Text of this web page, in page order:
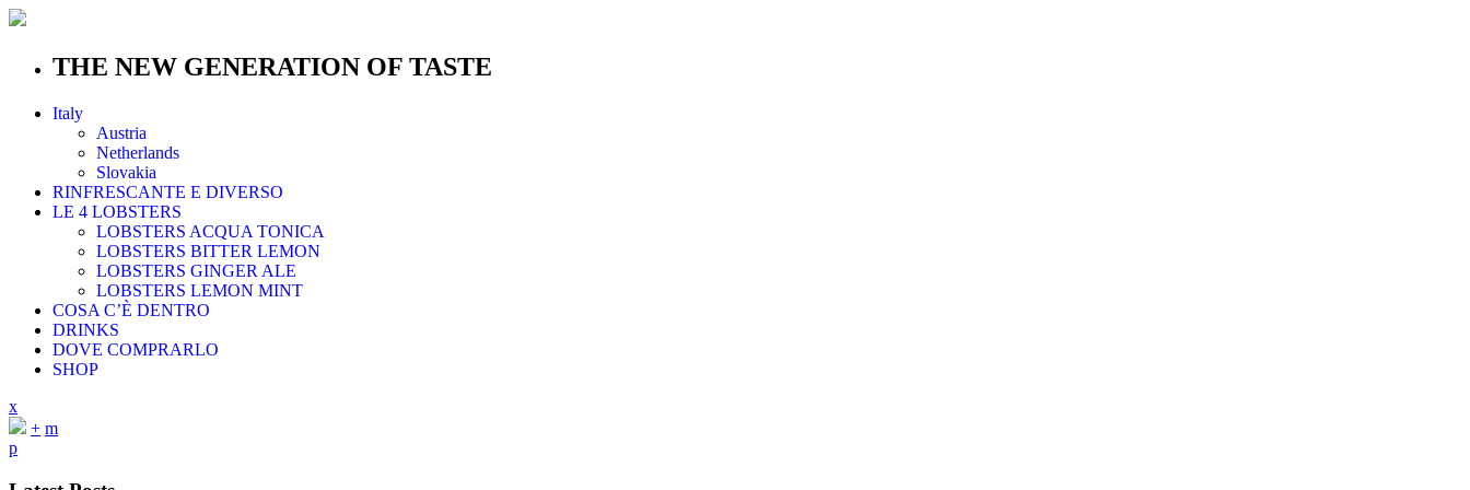
THE NEW GENERATION OF TASTE
Italy
Austria
Netherlands
Slovakia
RINFRESCANTE E DIVERSO
LE 4 LOBSTERS
LOBSTERS ACQUA TONICA
LOBSTERS BITTER LEMON
LOBSTERS GINGER ALE
LOBSTERS LEMON MINT
COSA C’È DENTRO
DRINKS
DOVE COMPRARLO
SHOP
x
+ m
p